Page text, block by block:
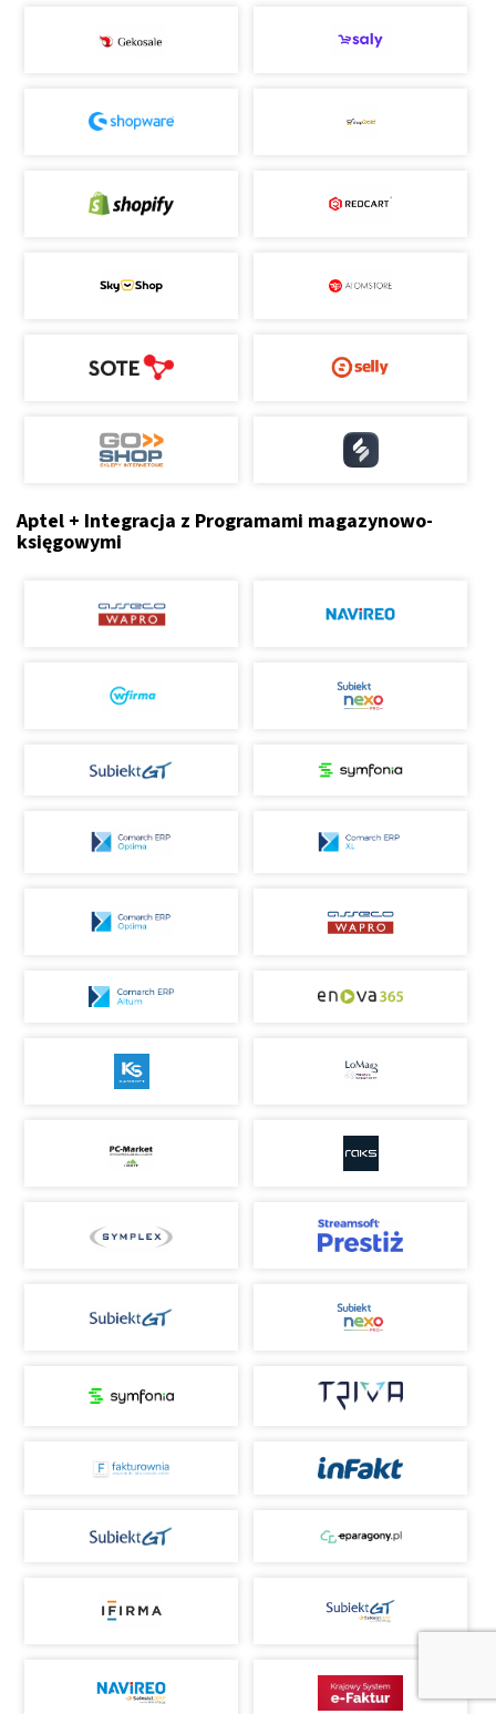
Aptel + Integracja z Programami magazynowo-
księgowymi